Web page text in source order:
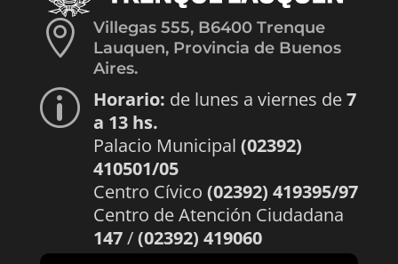

Villegas 555, B6400 Trenque
Lauquen, Provincia de Buenos
Aires.
p Horario: de lunes a viernes de7
a 13 hs.
Palacio Municipal (02392)
410501/05
Centro Cívico (02392) 419395/97
Centro de Atención Ciudadana
147/(02392) 419060